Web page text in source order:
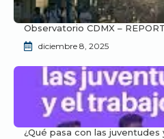
Observatorio CDMX –
diciembre 8, 2025
¿Qué pasa con las juventudes